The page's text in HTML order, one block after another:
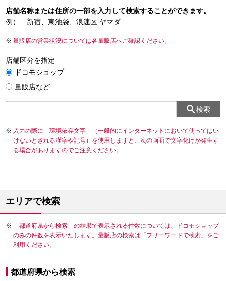
店舗名称または住所の一部を入力して検索することができます。
例） 新宿、東池袋、浪速区 ヤマダ
量販店の営業状況については各量販店へご確認ください。
店舗区分を指定
ドコモショップ
量販店など
検索
入力の際に「環境依存文字」（一般的にインターネットにおいて使ってはい
けないとされる漢字や記号）を使用しますと、次の画面で文字化けが発生す
る場合がありますのでご注意ください。
エリアで検索
「都道府県から検索」の結果で表示される件数については、ドコモショップ
のみの件数を表示いたします。量販店の検索は「フリーワードで検索」をご
利用ください。
都道府県から検索